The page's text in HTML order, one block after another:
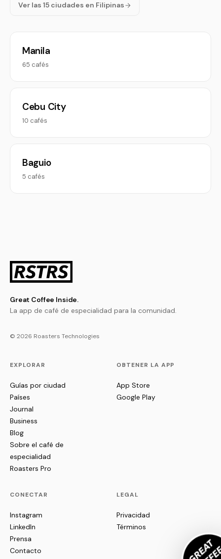
Ver las 15 ciudades en Filipinas
Manila
65 cafés
Cebu City
10 cafés
Baguio
5 cafés
Great Coffee Inside.
La app de café de especialidad para la comunidad.
© 2026 Roasters Technologies
EXPLORAR
Guías por ciudad
Países
Journal
Business
Blog
Sobre el café de
especialidad
Roasters Pro
OBTENER LA APP
App Store
Google Play
CONECTAR
Instagram
LinkedIn
Prensa
Contacto
LEGAL
Privacidad
Términos